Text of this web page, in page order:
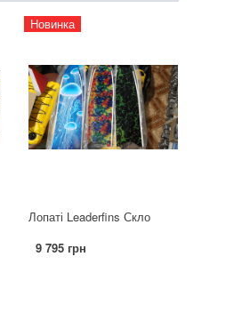
Новинка
Лопаті Leaderfins Скло
9 795 грн